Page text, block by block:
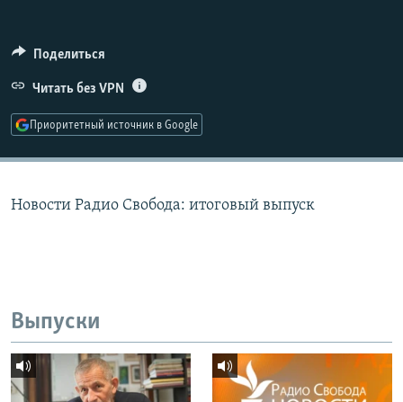
ПОДПИШИТЕСЬ НА РАССЫЛКУ
СОЦИАЛЬНЫЕ СЕТИ
Поделиться
Читать без VPN
Приоритетный источник в Google
Новости Радио Свобода: итоговый выпуск
Выпуски